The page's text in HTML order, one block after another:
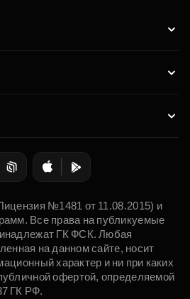
№1481 от 11.08.2015) и
Все права на публикуемые
ГК ФСК. Любая
на данном сайте, носит
характер и ни при каких
офертой, определяемой
ГК РФ.